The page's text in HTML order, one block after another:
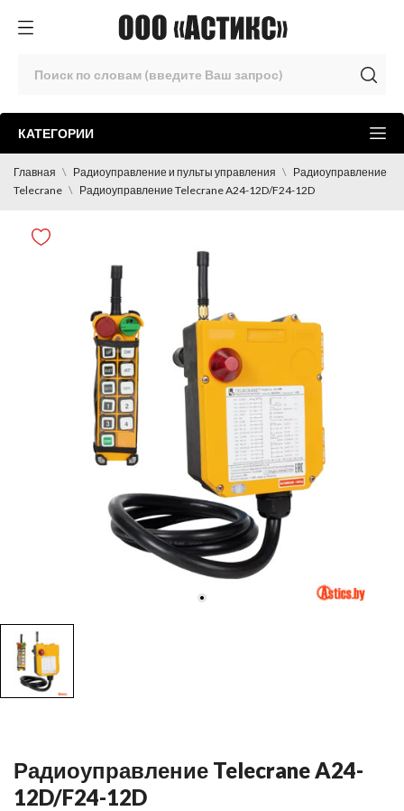
КАТЕГОРИИ
Главная Радиоуправление и пульты управления
Радиоуправление
Telecrane
Радиоуправление Telecrane A24-12D/F24-12D
Радиоуправление Telecrane A24-
12D/F24-12D